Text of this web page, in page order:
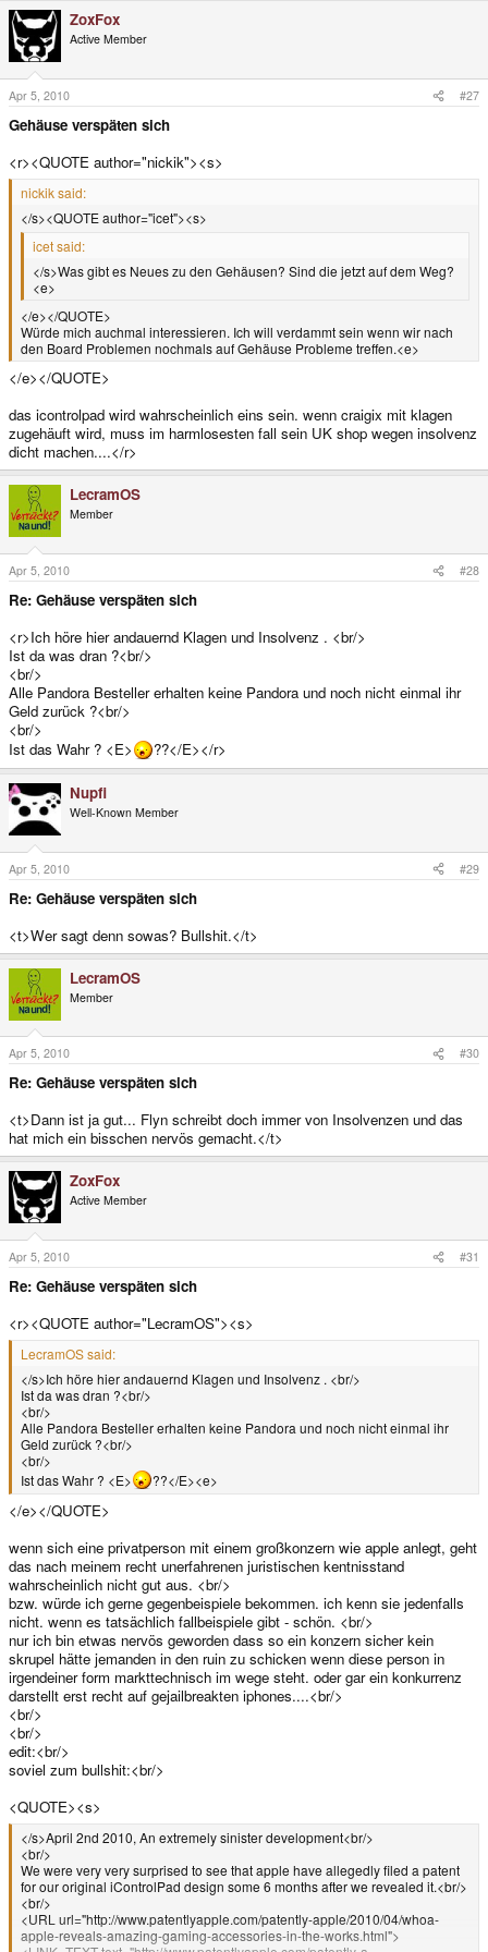
ZoxFox
Active Member
Apr 5, 2010 #27
Gehäuse verspäten sich
<r><QUOTE author="nickik"><s>
nickik said:
</s><QUOTE author="icet"><s>
icet said:
</s>Was gibt es Neues zu den Gehäusen? Sind die jetzt auf dem Weg?
<e>
</e></QUOTE>
Würde mich auchmal interessieren. Ich will verdammt sein wenn wir nach
den Board Problemen nochmals auf Gehäuse Probleme treffen.<e>
</e></QUOTE>
das icontrolpad wird wahrscheinlich eins sein. wenn craigix mit klagen
zugehäuft wird, muss im harmlosesten fall sein UK shop wegen insolvenz
dicht machen....</r>
LecramOS
Member
Apr 5, 2010 #28
Re: Gehäuse verspäten sich
<r>Ich höre hier andauernd Klagen und Insolvenz . <br/>
Ist da was dran ?<br/>
<br/>
Alle Pandora Besteller erhalten keine Pandora und noch nicht einmal ihr
Geld zurück ?<br/>
<br/>
Ist das Wahr ? <E>
??</E></r>
Nupfi
Well-Known Member
Apr 5, 2010 #29
Re: Gehäuse verspäten sich
<t>Wer sagt denn sowas? Bullshit.</t>
LecramOS
Member
Apr 5, 2010 #30
Re: Gehäuse verspäten sich
<t>Dann ist ja gut... Flyn schreibt doch immer von Insolvenzen und das
hat mich ein bisschen nervös gemacht.</t>
ZoxFox
Active Member
Apr 5, 2010 #31
Re: Gehäuse verspäten sich
<r><QUOTE author="LecramOS"><s>
LecramOS said:
</s>Ich höre hier andauernd Klagen und Insolvenz . <br/>
Ist da was dran ?<br/>
<br/>
Alle Pandora Besteller erhalten keine Pandora und noch nicht einmal ihr
Geld zurück ?<br/>
<br/>
Ist das Wahr ? <E>
??</E><e>
</e></QUOTE>
wenn sich eine privatperson mit einem großkonzern wie apple anlegt, geht
das nach meinem recht unerfahrenen juristischen kentnisstand
wahrscheinlich nicht gut aus. <br/>
bzw. würde ich gerne gegenbeispiele bekommen. ich kenn sie jedenfalls
nicht. wenn es tatsächlich fallbeispiele gibt - schön. <br/>
nur ich bin etwas nervös geworden dass so ein konzern sicher kein
skrupel hätte jemanden in den ruin zu schicken wenn diese person in
irgendeiner form markttechnisch im wege steht. oder gar ein konkurrenz
darstellt erst recht auf gejailbreakten iphones....<br/>
<br/>
<br/>
edit:<br/>
soviel zum bullshit:<br/>
<QUOTE><s>
</s>April 2nd 2010, An extremely sinister development<br/>
<br/>
We were very very surprised to see that apple have allegedly filed a patent
for our original iControlPad design some 6 months after we revealed it.<br/>
<br/>
<URL url="http://www.patentlyapple.com/patently-apple/2010/04/whoa-
apple-reveals-amazing-gaming-accessories-in-the-works.html">